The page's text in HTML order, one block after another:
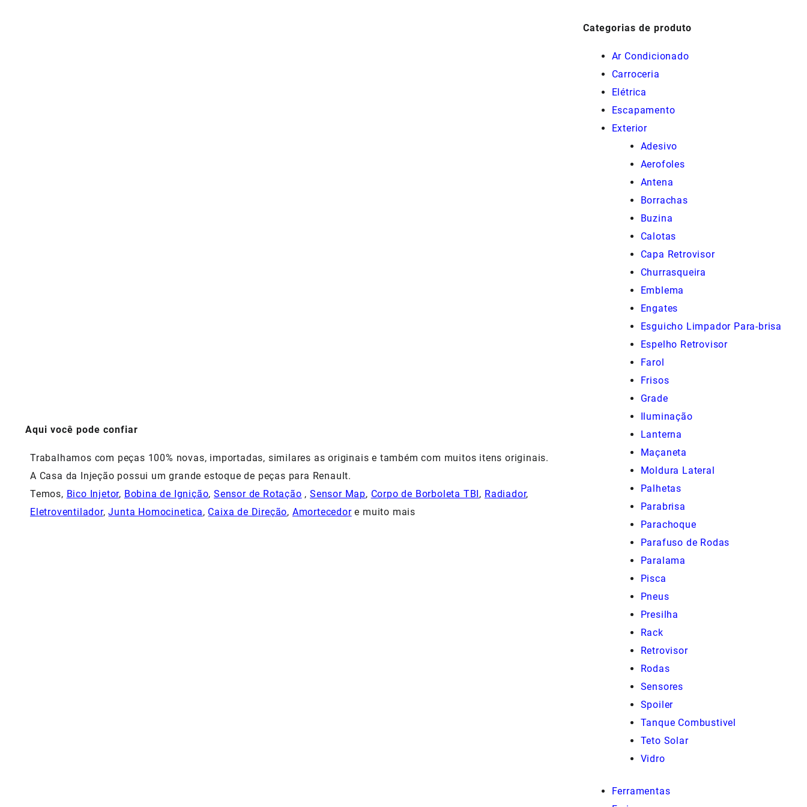
Aqui você pode confiar
Trabalhamos com peças 100% novas, importadas, similares as originais e também com muitos itens originais.
A Casa da Injeção possui um grande estoque de peças para Renault.
Temos, Bico Injetor, Bobina de Ignição,Sensor de Rotação ,Sensor Map, Corpo de Borboleta TBI, Radiador,
Eletroventilador,Junta Homocinetica, Caixa de Direção, Amortecedore muito mais
Categorias de produto
Ar Condicionado
Carroceria
Elétrica
Escapamento
Exterior
Adesivo
Aerofoles
Antena
Borrachas
Buzina
Calotas
Capa Retrovisor
Churrasqueira
Emblema
Engates
Esguicho Limpador Para-brisa
Espelho Retrovisor
Farol
Frisos
Grade
Iluminação
Lanterna
Maçaneta
Moldura Lateral
Palhetas
Parabrisa
Parachoque
Parafuso de Rodas
Paralama
Pisca
Pneus
Presilha
Rack
Retrovisor
Rodas
Sensores
Spoiler
Tanque Combustivel
Teto Solar
Vidro
Ferramentas